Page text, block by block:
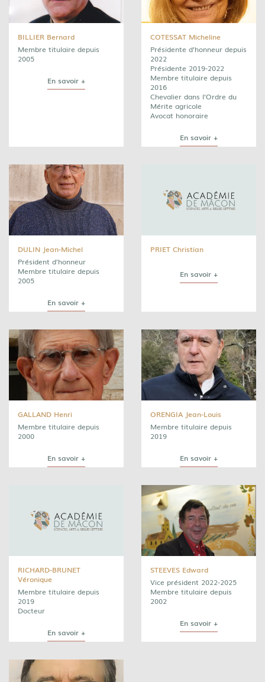
BILLIER Bernard
Membre titulaire depuis
2005
En savoir +
COTESSAT Micheline
Présidente d’honneur depuis
2022
Présidente 2019-2022
Membre titulaire depuis
2016
Chevalier dans l’Ordre du
Mérite agricole
Avocat honoraire
En savoir +
DULIN Jean-Michel
Président d’honneur
Membre titulaire depuis
2005
En savoir +
PRIET Christian
En savoir +
GALLAND Henri
Membre titulaire depuis
2000
En savoir +
ORENGIA Jean-Louis
Membre titulaire depuis
2019
En savoir +
RICHARD-BRUNET
Véronique
Membre titulaire depuis
2019
Docteur
En savoir +
STEEVES Edward
Vice président 2022-2025
Membre titulaire depuis
2002
En savoir +